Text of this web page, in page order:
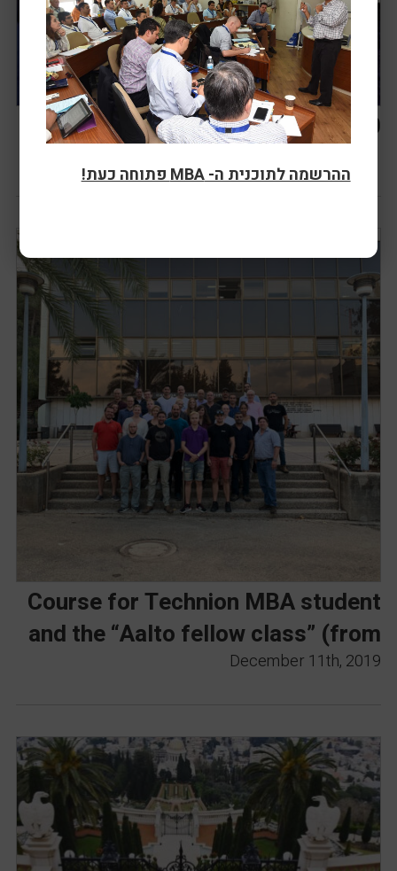
Graduation 2020
Course for Technion MBA student
and the “Aalto fellow class” (from
the Aalto university, Finland, 2019)
December 11th, 2019
ההרשמה לתוכנית ה- MBA פתוחה כעת!